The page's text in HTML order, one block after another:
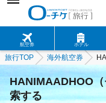
航空券 ホテル
旅行TOP 海外航空券
HANIMAADHOO
索する